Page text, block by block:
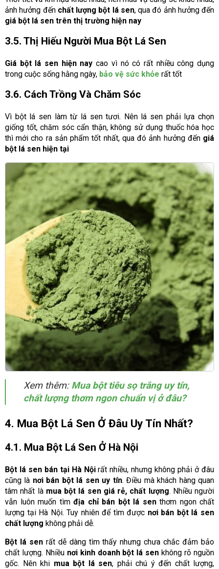
ảnh hưởng đến chất lượng bột lá sen, qua đó ảnh hưởng đến
giá bột lá sen trên thị trường hiện nay
3.5. Thị Hiếu Người Mua Bột Lá Sen
Giá bột lá sen hiện nay cao vì nó có rất nhiều công dụng
trong cuộc sống hằng ngày, bảo vệ sức khỏe rất tốt
3.6. Cách Trồng Và Chăm Sóc
Vì bột lá sen làm từ lá sen tươi. Nên lá sen phải lựa chọn
giống tốt, chăm sóc cẩn thận, không sử dụng thuốc hóa học
thì mới cho ra sản phẩm tốt nhất, qua đó ảnh hưởng đến giá
bột lá sen hiện tại
Xem thêm: Mua bột tiêu sọ trắng uy tín,
chất lượng thơm ngon chuẩn vị ở đâu?
4. Mua Bột Lá Sen Ở Đâu Uy Tín Nhất?
4.1. Mua Bột Lá Sen Ở Hà Nội
Bột lá sen bán tại Hà Nộirất nhiều, nhưng không phải ở đâu
cũng là nơi bán bột lá sen uy tín. Điều mà khách hàng quan
tâm nhất là mua bột lá sen giá rẻ, chất lượng. Nhiều người
vẫn luôn muốn tìm địa chỉ bán bột lá senthơm ngon chất
lượng tại Hà Nội. Tuy nhiên để tìm được nơi bán bột lá sen
chất lượng không phải dễ.
Bột lá senrất dễ dàng tìm thấy nhưng chưa chắc đảm bảo
chất lượng. Nhiều nơi kinh doanh bột lá sen không rõ nguồn
gốc. Nên khi mua bột lá sen, phải chú ý đến chất lượng,